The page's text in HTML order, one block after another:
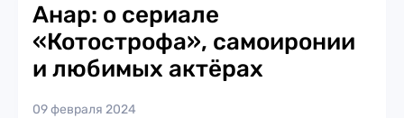
Анар: о сериале
«Котострофа», самоиронии
и любимых актёрах
09 февраля 2024